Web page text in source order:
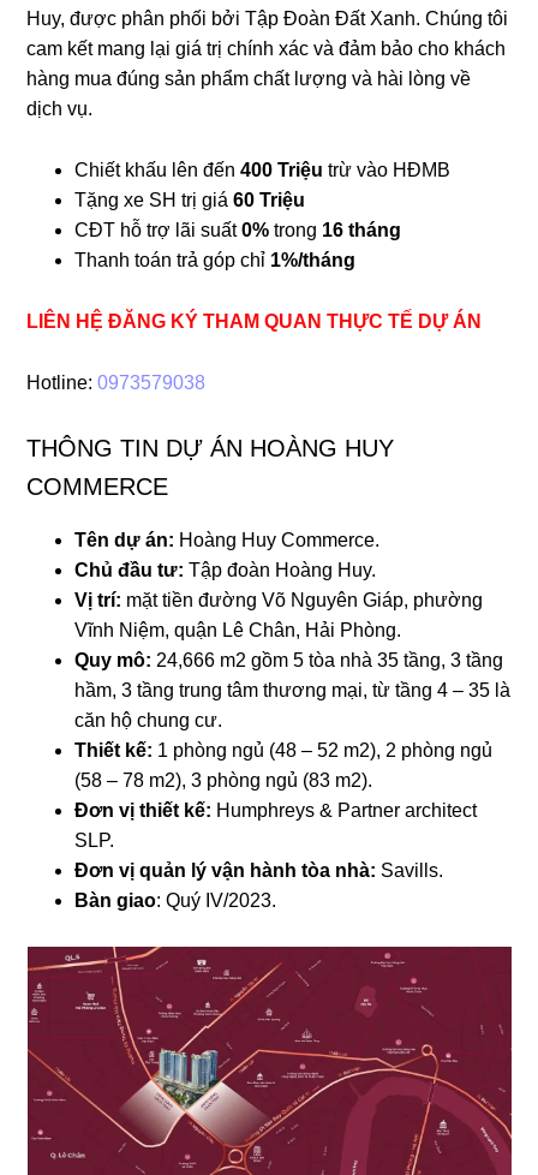
Huy, được phân phối bởi Tập Đoàn Đất Xanh. Chúng tôi
cam kết mang lại giá trị chính xác và đảm bảo cho khách
hàng mua đúng sản phẩm chất lượng và hài lòng về
dịch vụ.
Chiết khấu lên đến400 Triệu trừ vào HĐMB
Tặng xe SH trị giá60 Triệu
CĐT hỗ trợ lãi suất0% trong 16 tháng
Thanh toán trả góp chỉ 1%/tháng
LIÊN HỆ ĐĂNG KÝ THAM QUAN THỰC TẾ DỰ ÁN
Hotline:0973579038
THÔNG TIN DỰ ÁN HOÀNG HUY
COMMERCE
Tên dự án: Hoàng Huy Commerce.
Chủ đầu tư: Tập đoàn Hoàng Huy.
Vị trí: mặt tiền đường Võ Nguyên Giáp, phường
Vĩnh Niệm, quận Lê Chân, Hải Phòng.
Quy mô: 24,666 m2 gồm 5 tòa nhà 35 tầng, 3 tầng
hầm, 3 tầng trung tâm thương mại, từ tầng 4 – 35 là
căn hộ chung cư.
Thiết kế: 1 phòng ngủ (48 – 52 m2), 2 phòng ngủ
(58 – 78 m2), 3 phòng ngủ (83 m2).
Đơn vị thiết kế: Humphreys & Partner architect
SLP.
Đơn vị quản lý vận hành tòa nhà: Savills.
Bàn giao: Quý IV/2023.